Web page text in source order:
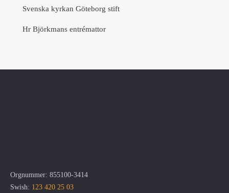
Svenska kyrkan Göteborg stift
Hr Björkmans entrémattor
Orgnummer: 855100-3414
Swish: 123 420 25 03